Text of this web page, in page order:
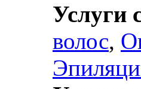
Услуги
волос,